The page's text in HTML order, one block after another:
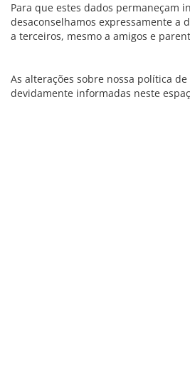
Para que estes dados permaneçam
desaconselhamos expressamente a
a terceiros, mesmo a amigos e
As alterações sobre nossa política
devidamente informadas neste